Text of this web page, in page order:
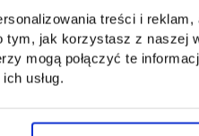
treści i
jak korzystasz z naszej
mogą połączyć te
usług.